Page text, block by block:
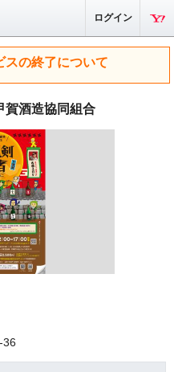
ログイン
スの終了について
酒造協同組合
36